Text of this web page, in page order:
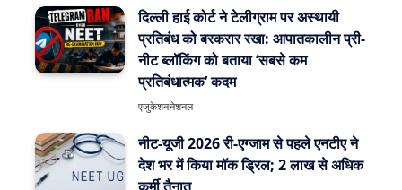
दिल्ली हाई कोर्ट ने टेलीग्राम पर अस्थायी
प्रतिबंध को बरकरार रखा: आपातकालीन प्री-
नीट ब्लॉकिंग को बताया ‘सबसे कम
प्रतिबंधात्मक’ कदम
एजुकेशननेशनल
नीट-यूजी 2026 री-एग्जाम से पहले एनटीए ने
देश भर में किया मॉक ड्रिल; 2 लाख से अधिक